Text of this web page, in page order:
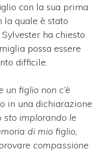
con la sua prima
la quale è stato
ha chiesto
possa essere
difficile.
figlio non c’è
in una dichiarazione
sto implorando le
di mio figlio,
compassione